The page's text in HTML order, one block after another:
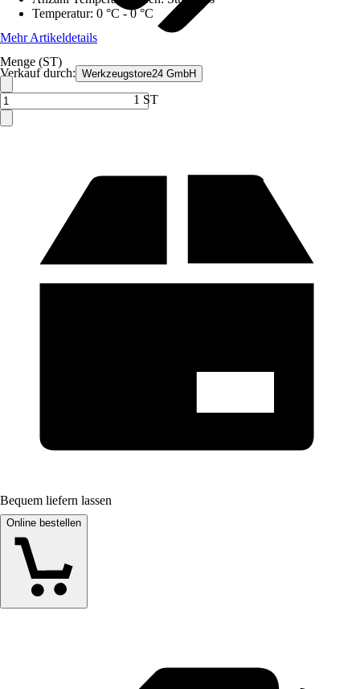
Verkauf durch: Werkzeugstore24 GmbH
Temperatur: 0 °C - 0 °C
Mehr Artikeldetails
Menge (ST)
1 ST
Bequem liefern lassen
Online bestellen